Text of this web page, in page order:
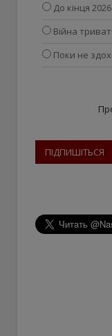
До кінця
Війна
Поки не
ПІДПИШІТЬСЯ